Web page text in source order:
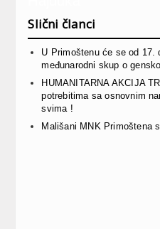
Slični članci
U Primoštenu će se od 17.
međunarodni skup o
HUMANITARNA AKCIJA
potrebitima sa osnovnim
svima !
Mališani MNK Primoštena